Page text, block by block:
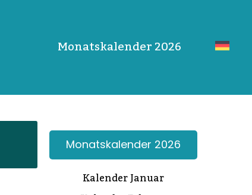
Monatskalender 2026
Monatskalender 2026
Kalender Januar